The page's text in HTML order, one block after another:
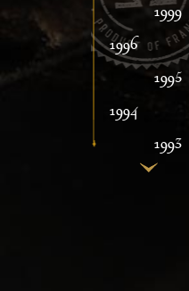
1999
1996
1995
1994
1993